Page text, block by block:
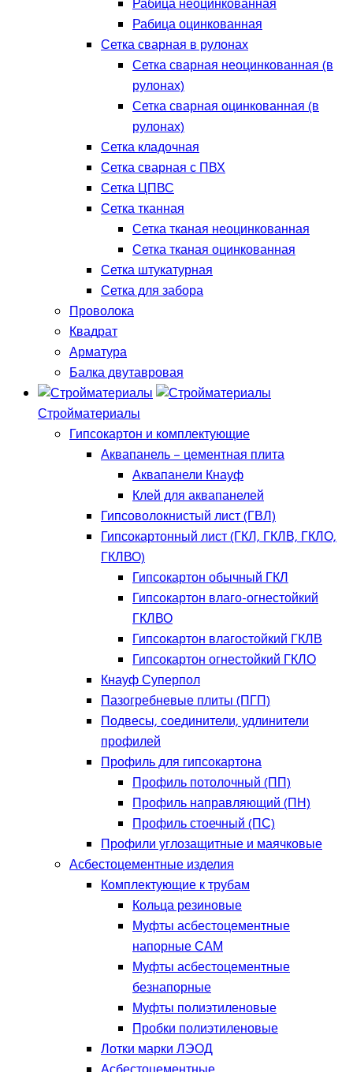
Рабица неоцинкованная
Рабица оцинкованная
Сетка сварная в рулонах
Сетка сварная неоцинкованная (в
рулонах)
Сетка сварная оцинкованная (в
рулонах)
Сетка кладочная
Сетка сварная с ПВХ
Сетка ЦПВС
Сетка тканная
Сетка тканая неоцинкованная
Сетка тканая оцинкованная
Сетка штукатурная
Сетка для забора
Проволока
Квадрат
Арматура
Балка двутавровая
Стройматериалы
Гипсокартон и комплектующие
Аквапанель – цементная плита
Аквапанели Кнауф
Клей для аквапанелей
Гипсоволокнистый лист (ГВЛ)
Гипсокартонный лист (ГКЛ, ГКЛВ, ГКЛО,
ГКЛВО)
Гипсокартон обычный ГКЛ
Гипсокартон влаго-огнестойкий
ГКЛВО
Гипсокартон влагостойкий ГКЛВ
Гипсокартон огнестойкий ГКЛО
Кнауф Суперпол
Пазогребневые плиты (ПГП)
Подвесы, соединители, удлинители
профилей
Профиль для гипсокартона
Профиль потолочный (ПП)
Профиль направляющий (ПН)
Профиль стоечный (ПС)
Профили углозащитные и маячковые
Асбестоцементные изделия
Комплектующие к трубам
Кольца резиновые
Муфты асбестоцементные
напорные САМ
Муфты асбестоцементные
безнапорные
Муфты полиэтиленовые
Пробки полиэтиленовые
Лотки марки ЛЭОД